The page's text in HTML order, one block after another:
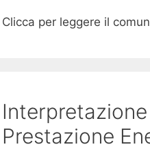
Clicca per leggere il
Prestazione